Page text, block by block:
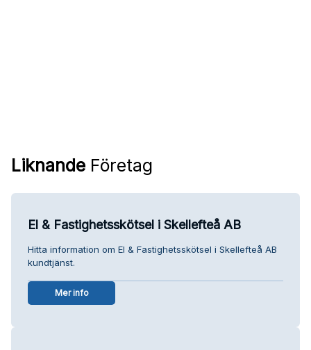
Liknande Företag
El & Fastighetsskötsel i Skellefteå AB
Hitta information om El & Fastighetsskötsel i Skellefteå AB
kundtjänst.
Mer info